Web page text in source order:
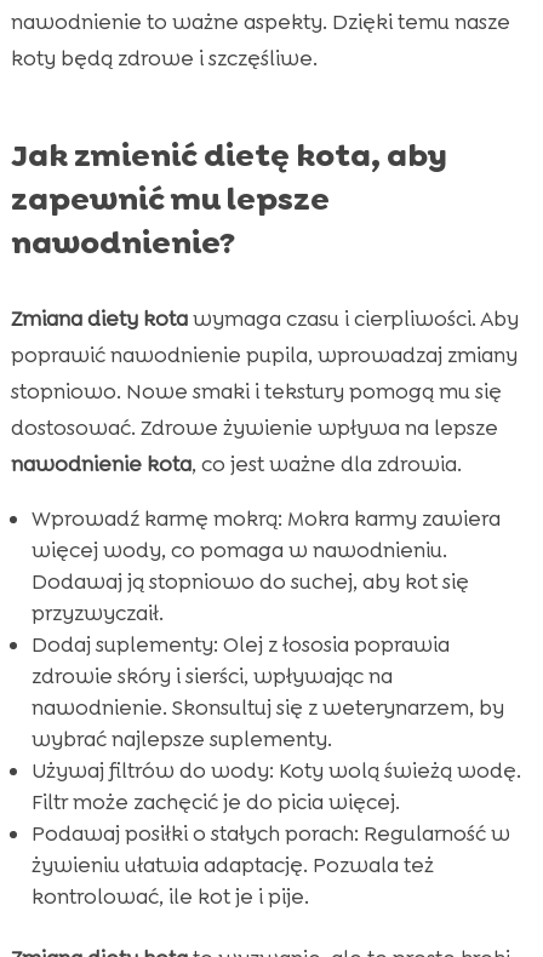
nawodnienie to ważne aspekty. Dzięki temu nasze
koty będą zdrowe i szczęśliwe.
Jak zmienić dietę kota, aby
zapewnić mu lepsze
nawodnienie?
Zmiana diety kotawymaga czasu i cierpliwości. Aby
poprawić nawodnienie pupila, wprowadzaj zmiany
stopniowo. Nowe smaki i tekstury pomogą mu się
dostosować. Zdrowe żywienie wpływa na lepsze
nawodnienie kota, co jest ważne dla zdrowia.
Wprowadź karmę mokrą: Mokra karmy zawiera
więcej wody, co pomaga w nawodnieniu.
Dodawaj ją stopniowo do suchej, aby kot się
przyzwyczaił.
Dodaj suplementy: Olej z łososia poprawia
zdrowie skóry i sierści, wpływając na
nawodnienie. Skonsultuj się z weterynarzem, by
wybrać najlepsze suplementy.
Używaj filtrów do wody: Koty wolą świeżą wodę.
Filtr może zachęcić je do picia więcej.
Podawaj posiłki o stałych porach: Regularność w
żywieniu ułatwia adaptację. Pozwala też
kontrolować, ile kot je i pije.